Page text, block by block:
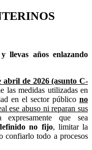
llevas años enlazando
abril de 2026 (asunto C-
las medidas utilizadas en
en el sector público no
ese abuso ni reparan sus
que sea
no fijo, limitar la
confiarlo todo a procesos